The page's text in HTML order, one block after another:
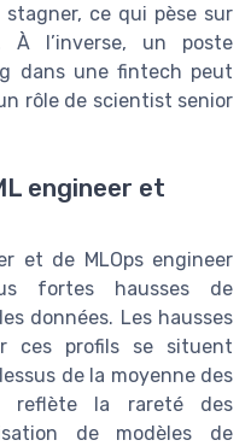
ce qui pèse sur
l’inverse, un poste
dans une fintech peut
rôle de scientist senior
engineer et
et de MLOps engineer
fortes hausses de
données. Les hausses
ces profils se situent
de la moyenne des
reflète la rareté des
de modèles de